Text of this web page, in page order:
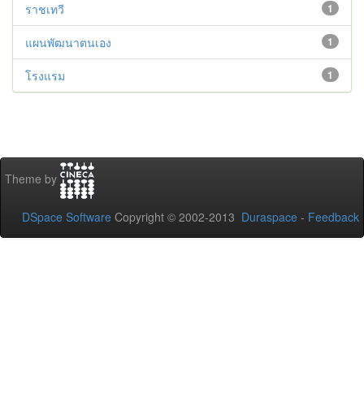
1
ราชเทวี
1
แผนพัฒนาตนเอง
1
โรงแรม
Theme by
DSpace Software Copyright © 2002-2013 Duraspace - Feedback